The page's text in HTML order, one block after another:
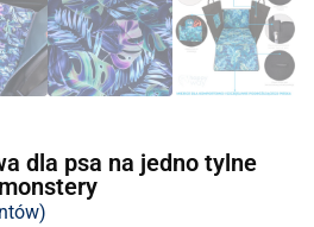
dla psa na jedno tylne